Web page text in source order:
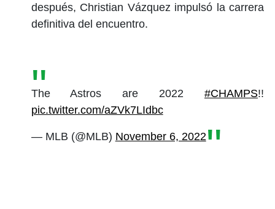
después, Christian Vázquez impulsó la carrera
definitiva del encuentro.
The Astros are 2022 #CHAMPS!!
pic.twitter.com/aZVk7LIdbc
— MLB (@MLB) November 6, 2022